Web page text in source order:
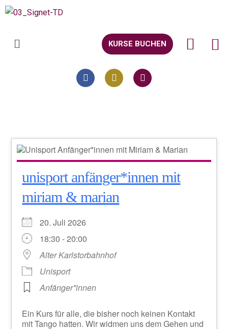
KURSE BUCHEN
unisport anfänger*innen mit
miriam & marian
20. Juli 2026
18:30 - 20:00
Alter Karlstorbahnhof
Unisport
Anfänger*innen
Ein Kurs für alle, die bisher noch keinen Kontakt
mit Tango hatten. Wir widmen uns dem Gehen und